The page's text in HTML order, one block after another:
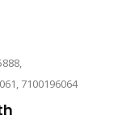
7100196064